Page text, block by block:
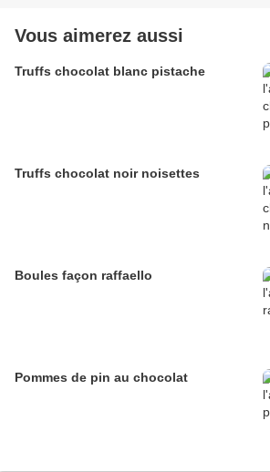
Vous aimerez aussi
Truffs chocolat blanc pistache
Truffs chocolat noir noisettes
Boules façon raffaello
Pommes de pin au chocolat